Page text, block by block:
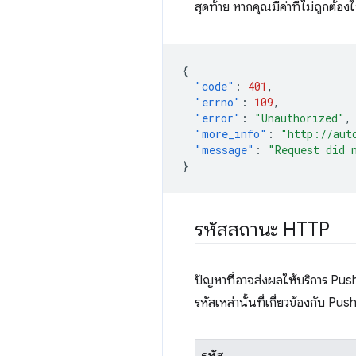
สุดท้าย หากคุณมีค่าที่ไม่ถูกต้อง
{
"code" : 401 ,
"errno" : 109,
"error" : "Unauthorized" ,
"more_info" :
"http://
"message" :
"Request did
}
รหัสสถานะ HTTP
ปัญหาที่อาจส่งผลให้บริการ
รหัสเหล่านั้นที่เกี่ยวข้องกับ